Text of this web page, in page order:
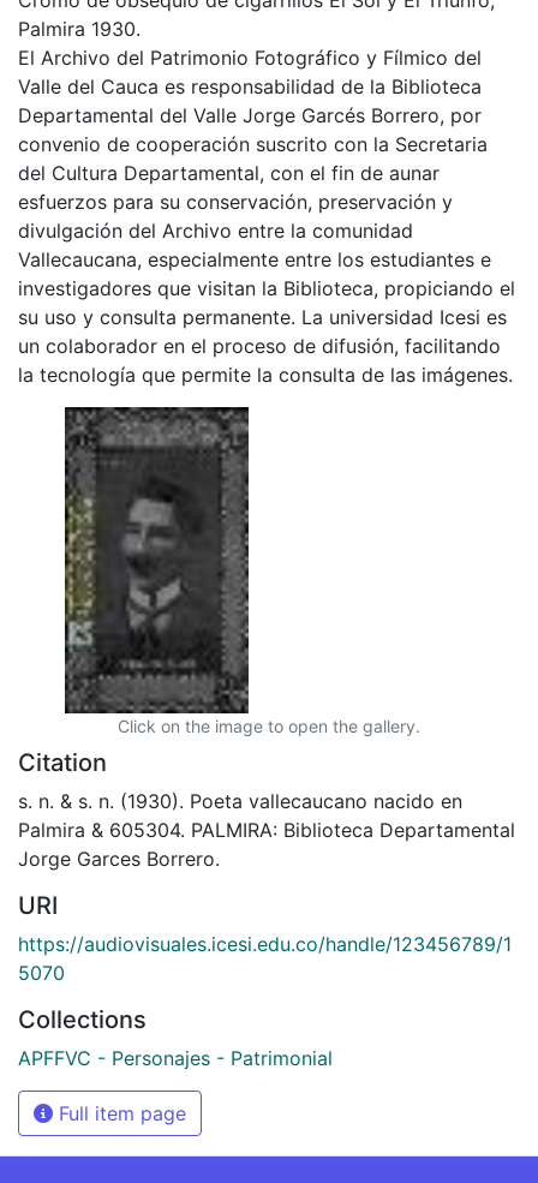
Palmira 1930.
El Archivo del Patrimonio Fotográfico y Fílmico del
Valle del Cauca es responsabilidad de la Biblioteca
Departamental del Valle Jorge Garcés Borrero, por
convenio de cooperación suscrito con la Secretaria
del Cultura Departamental, con el fin de aunar
esfuerzos para su conservación, preservación y
divulgación del Archivo entre la comunidad
Vallecaucana, especialmente entre los estudiantes e
investigadores que visitan la Biblioteca, propiciando el
su uso y consulta permanente. La universidad Icesi es
un colaborador en el proceso de difusión, facilitando
la tecnología que permite la consulta de las imágenes.
Click on the image to open the gallery.
Citation
s. n. & s. n. (1930). Poeta vallecaucano nacido en
Palmira & 605304. PALMIRA: Biblioteca Departamental
Jorge Garces Borrero.
URI
https://audiovisuales.icesi.edu.co/handle/123456789/1
5070
Collections
APFFVC - Personajes - Patrimonial
Full item page